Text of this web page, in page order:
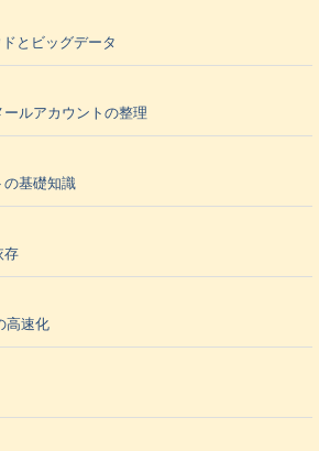
とビッグデータ
ルアカウントの整理
基礎知識
存
高速化